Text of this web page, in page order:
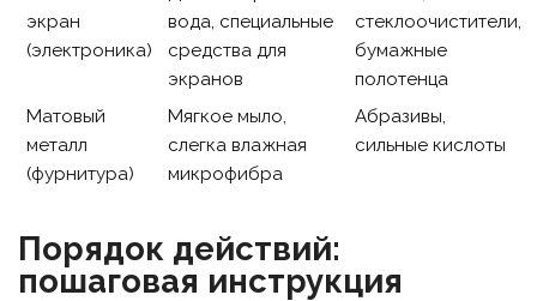
экран
(электроника)
вода, специальные
средства для
экранов
стеклоочистители,
бумажные
полотенца
Матовый
металл
(фурнитура)
Мягкое мыло,
слегка влажная
микрофибра
Абразивы,
сильные кислоты
Порядок действий:
пошаговая инструкция